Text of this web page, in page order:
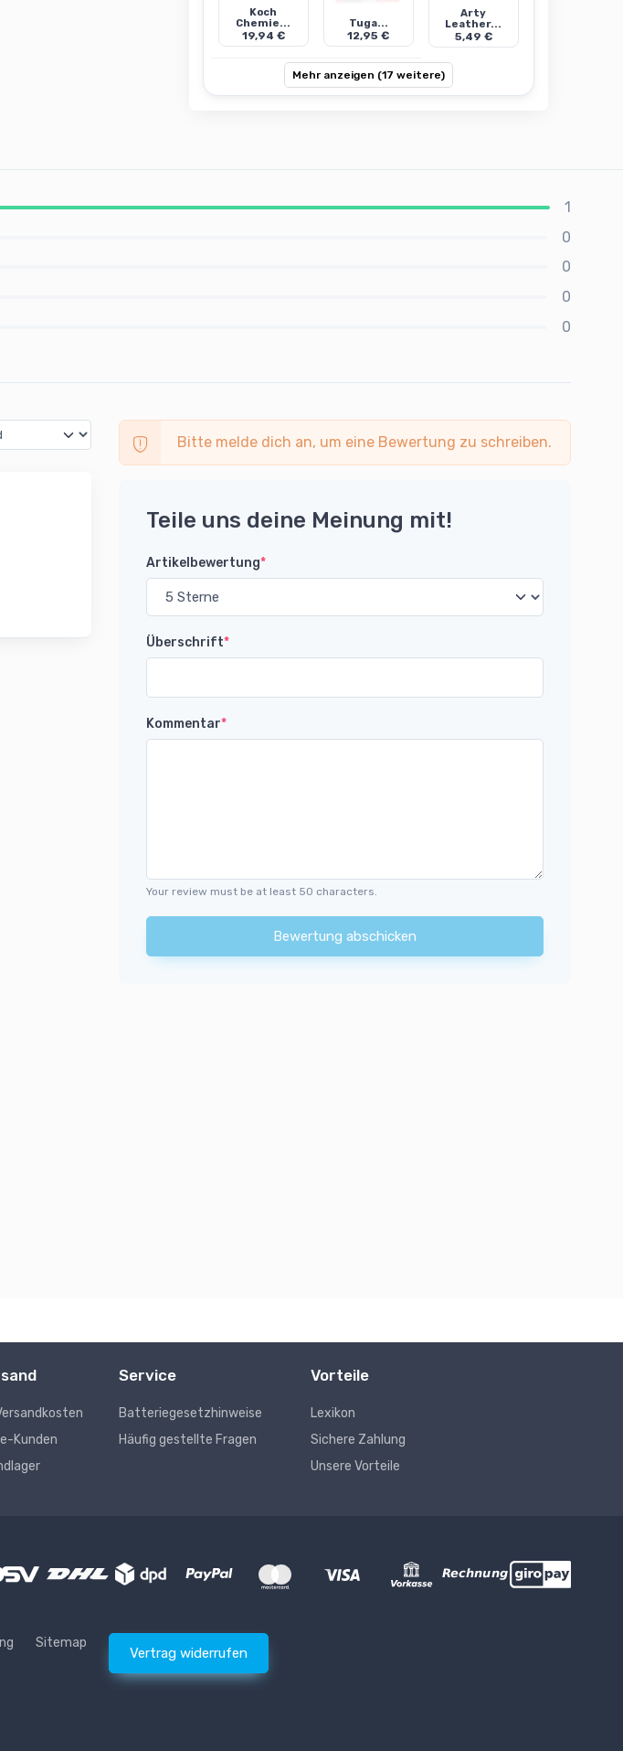
Koch
Chemie...
19,94 €
Tuga...
12,95 €
Arty
Leather...
5,49 €
Mehr anzeigen (17 weitere)
1
0
0
0
0
Bitte melde dich an, um eine Bewertung zu schreiben.
Teile uns deine Meinung mit!
Artikelbewertung*
Überschrift*
Kommentar*
Your review must be at least 50 characters.
Bewertung abschicken
Kunden
Service
Batteriegesetzhinweise
Häufig gestellte Fragen
Vorteile
Lexikon
Sichere Zahlung
Unsere Vorteile
Sitemap
Vertrag widerrufen